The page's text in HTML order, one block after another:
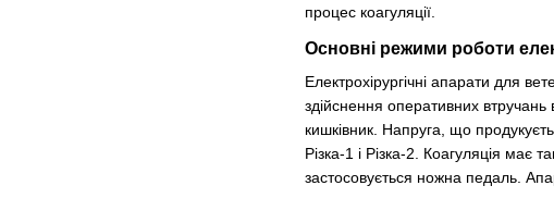
процес коагуляції.
Основні режими роботи
Електрохірургічні апарати для
здійснення оперативних
кишківник. Напруга, що
Різка-1 і Різка-2. Коагуляція
застосовується ножна педаль.